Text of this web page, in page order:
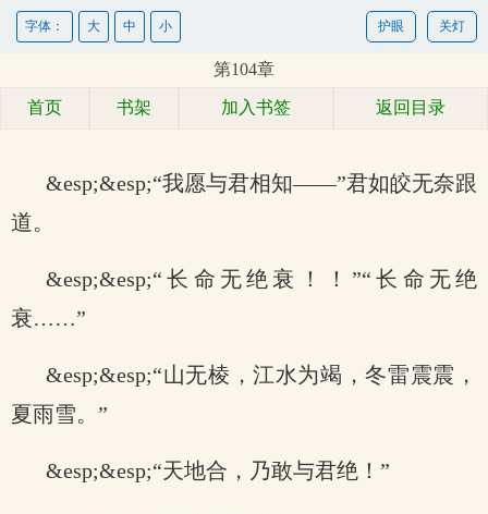
关灯
护眼
字体： 大 中 小
第104章
首页 书架 加入书签 返回目录
&esp;&esp;“我愿与君相知——”君如皎无奈跟
道。
&esp;&esp;“长命无绝衰！！”“长命无绝
衰……”
&esp;&esp;“山无棱，江水为竭，冬雷震震，
夏雨雪。”
&esp;&esp;“天地合，乃敢与君绝！”